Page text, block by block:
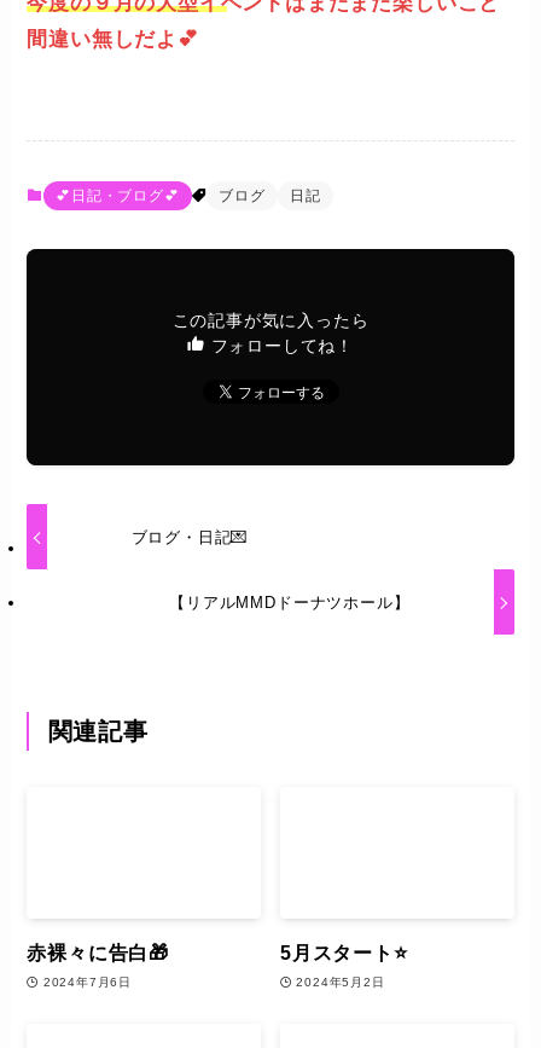
間違い無しだよ💕
💕日記・ブログ💕 ブログ 日記
この記事が気に入ったら
フォローしてね！
ブログ・日記💌
【リアルMMDドーナツホール】
関連記事
赤裸々に告白🎁
2024年7月6日
5月スタート⭐️
2024年5月2日